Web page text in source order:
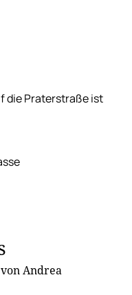
die Praterstraße ist
Andrea